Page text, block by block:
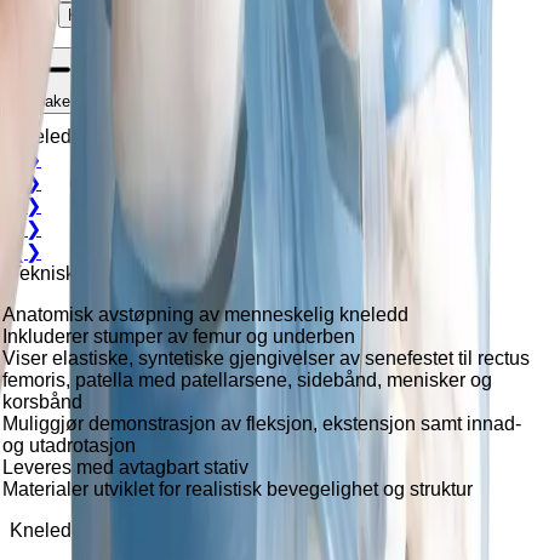
Kontakt
Tilbake
Kneledd med ligamenter
❯
❯
❯
❮❯
❮❯
Teknisk beskrivelse
Anatomisk avstøpning av menneskelig kneledd
Inkluderer stumper av femur og underben
Viser elastiske, syntetiske gjengivelser av senefestet til rectus
femoris, patella med patellarsene, sidebånd, menisker og
korsbånd
Muliggjør demonstrasjon av fleksjon, ekstensjon samt innad-
og utadrotasjon
Leveres med avtagbart stativ
Materialer utviklet for realistisk bevegelighet og struktur
Kneledd med ligamenter – inkludert stativ